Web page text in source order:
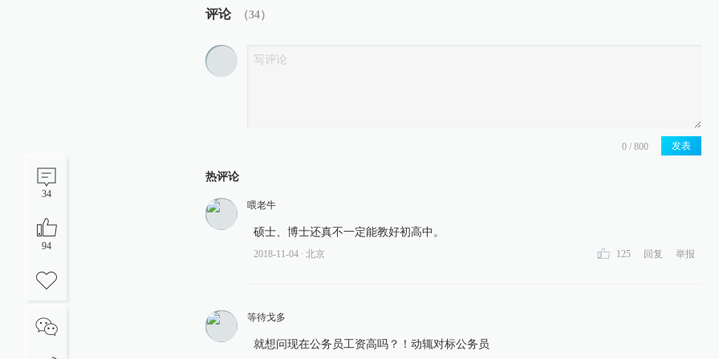
34
94
评论 （34）
发表
热评论
喂老牛
硕士、博士还真不一定能教好初高中。
2018-11-04 ∙ 北京 125 回复 举报
等待戈多
就想问现在公务员工资高吗？！动辄对标公务员